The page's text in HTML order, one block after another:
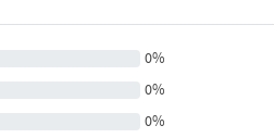
0%
0%
0%